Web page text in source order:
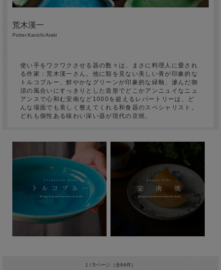
荒木漢一
Potter:Kanichi Araki
使い手をワクワクさせる器の数々は、まさに料理人に愛され
る作家：荒木漢一さん。他に類を見ない美しい青が印象的な
トルコブルー、鮮やかなグリーンが印象的な緑釉、滲んだ御
須の風合いにすっきりとした造形でどこかアンニュイなニュ
アンスで心和む安南など1000を超えるレパートリーは、ど
んな場面でも美しく整えてくれる和食器のスペシャリスト。
どれも個性ある味わい深い器が現代の京焼。
1 / 5ページ（全84件）